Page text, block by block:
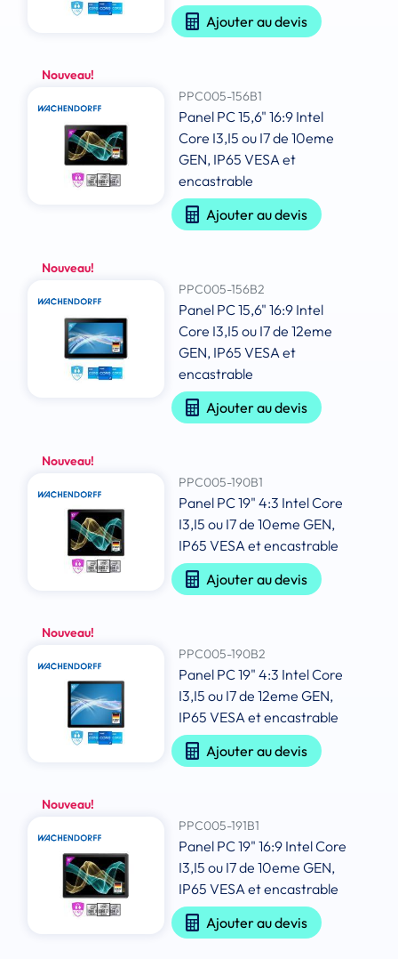
Ajouter au devis
Nouveau!
PPC005-156B1
Panel PC 15,6" 16:9 Intel
Core I3,I5 ou I7 de 10eme
GEN, IP65 VESA et
encastrable
Ajouter au devis
Nouveau!
PPC005-156B2
Panel PC 15,6" 16:9 Intel
Core I3,I5 ou I7 de 12eme
GEN, IP65 VESA et
encastrable
Ajouter au devis
Nouveau!
PPC005-190B1
Panel PC 19" 4:3 Intel Core
I3,I5 ou I7 de 10eme GEN,
IP65 VESA et encastrable
Ajouter au devis
Nouveau!
PPC005-190B2
Panel PC 19" 4:3 Intel Core
I3,I5 ou I7 de 12eme GEN,
IP65 VESA et encastrable
Ajouter au devis
Nouveau!
PPC005-191B1
Panel PC 19" 16:9 Intel Core
I3,I5 ou I7 de 10eme GEN,
IP65 VESA et encastrable
Ajouter au devis